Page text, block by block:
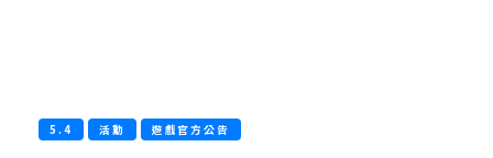
5.4 活動 遊戲官方公告